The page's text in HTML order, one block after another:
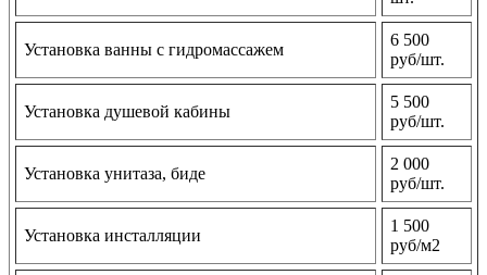
Установка ванны с гидромассажем
6 500
руб/шт.
Установка душевой кабины
5 500
руб/шт.
Установка унитаза, биде
2 000
руб/шт.
Установка инсталляции
1 500
руб/м2